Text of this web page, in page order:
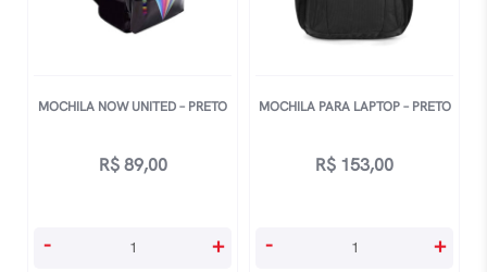
MOCHILA NOW UNITED – PRETO
R$89,00
Mochila
- +
MOCHILA PARA LAPTOP – PRETO
R$ 153,00
Mochila
- +